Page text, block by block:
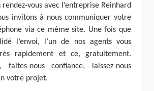
vous avec l’entreprise Reinhard
invitons à nous communiquer votre
via ce même site. Une fois que
l’envoi, l’un de nos agents vous
rapidement et ce, gratuitement.
faites-nous confiance, laissez-nous
votre projet.